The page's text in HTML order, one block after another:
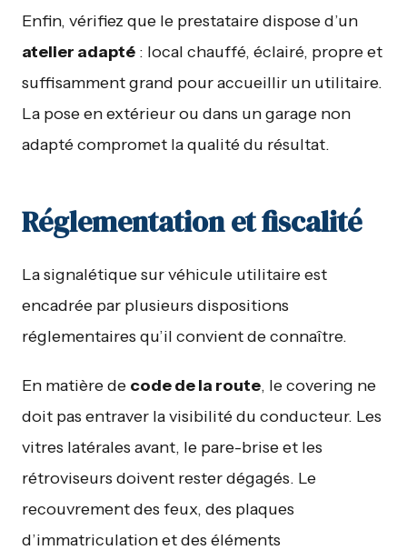
Enfin, vérifiez que le prestataire dispose d’un
atelier adapté : local chauffé, éclairé, propre et
suffisamment grand pour accueillir un utilitaire.
La pose en extérieur ou dans un garage non
adapté compromet la qualité du résultat.
Réglementation et fiscalité
La signalétique sur véhicule utilitaire est
encadrée par plusieurs dispositions
réglementaires qu’il convient de connaître.
En matière de code de la route, le covering ne
doit pas entraver la visibilité du conducteur. Les
vitres latérales avant, le pare-brise et les
rétroviseurs doivent rester dégagés. Le
recouvrement des feux, des plaques
d’immatriculation et des éléments